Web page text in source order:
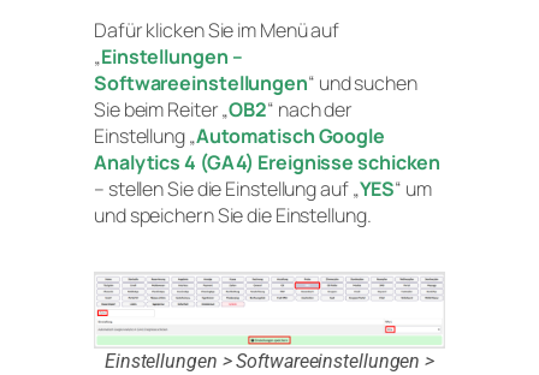
Dafür klicken Sie im Menü auf
„Einstellungen –
Softwareeinstellungen“ und suchen
Sie beim Reiter „OB2“ nach der
Einstellung „Automatisch Google
Analytics 4 (GA4) Ereignisse schicken
– stellen Sie die Einstellung auf „YES“ um
und speichern Sie die Einstellung.
Einstellungen > Softwareeinstellungen >